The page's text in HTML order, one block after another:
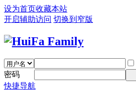
设为首页收藏本站
开启辅助访问 切换到窄版
密码
快捷导航